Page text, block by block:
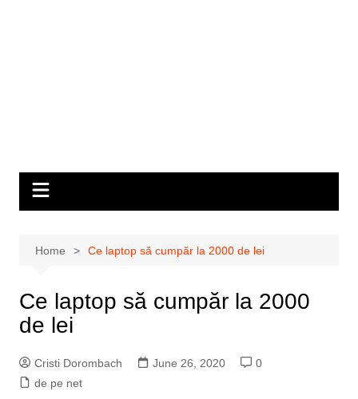
Home Ce laptop să cumpăr la 2000 de lei
Ce laptop să cumpăr la 2000
de lei
Cristi Dorombach June 26, 2020
0
de pe net